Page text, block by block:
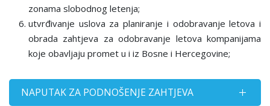
zonama slobodnog letenja;
utvrđivanje uslova za planiranje i odobravanje letova i
obrada zahtjeva za odobravanje letova kompanijama
koje obavljaju promet u i iz Bosne i Hercegovine;
NAPUTAK ZA PODNOŠENJE ZAHTJEVA